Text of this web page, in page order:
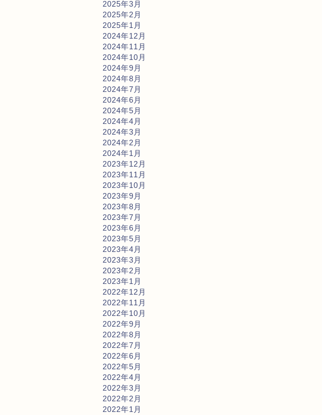
2025年3月
2025年2月
2025年1月
2024年12月
2024年11月
2024年10月
2024年9月
2024年8月
2024年7月
2024年6月
2024年5月
2024年4月
2024年3月
2024年2月
2024年1月
2023年12月
2023年11月
2023年10月
2023年9月
2023年8月
2023年7月
2023年6月
2023年5月
2023年4月
2023年3月
2023年2月
2023年1月
2022年12月
2022年11月
2022年10月
2022年9月
2022年8月
2022年7月
2022年6月
2022年5月
2022年4月
2022年3月
2022年2月
2022年1月